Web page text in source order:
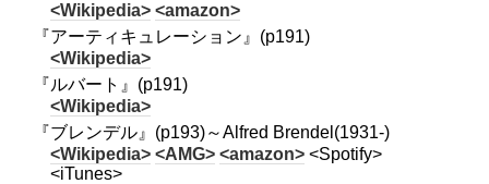
<Wikipedia> <amazon>
『アーティキュレーション』(p191)
<Wikipedia>
『ルバート』(p191)
<Wikipedia>
『ブレンデル』(p193)～Alfred Brendel(1931-)
<Wikipedia> <AMG> <amazon> <Spotify>
<iTunes>